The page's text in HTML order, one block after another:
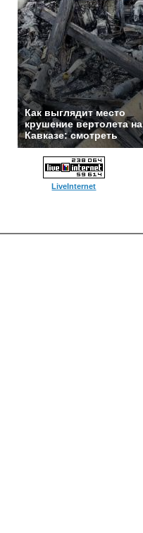
Как выглядит место
крушение вертолета на
Кавказе: смотреть
LiveInternet